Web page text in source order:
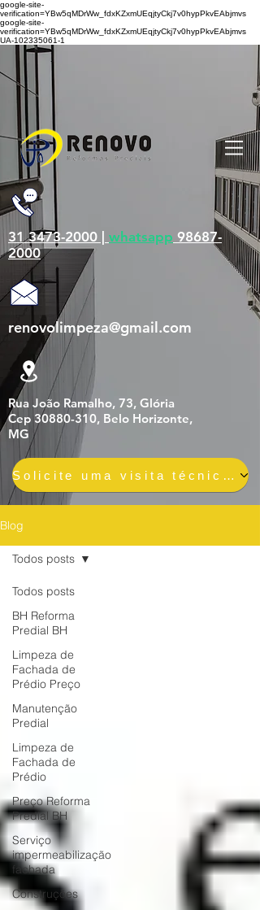
google-site-
verification=YBw5qMDrWw_fdxKZxmUEqjtyCkj7v0hypPkvEAbjmvs
google-site-
verification=YBw5qMDrWw_fdxKZxmUEqjtyCkj7v0hypPkvEAbjmvs
UA-102335061-1
31 3473-2000 | whatsapp 98687-
2000
renovolimpeza@gmail.com
Rua João Ramalho, 73, Glória
Cep 30880-310, Belo Horizonte,
MG
Solicite uma visita técnica gratuita e sem compromisso
Blog
Todos posts
BH Reforma
Predial BH
Limpeza de
Fachada de
Prédio Preço
Manutenção
Predial
Limpeza de
Fachada de
Prédio
Preço Reforma
Predial BH
Serviço
impermeabilização
fachada
Construções
Todos posts